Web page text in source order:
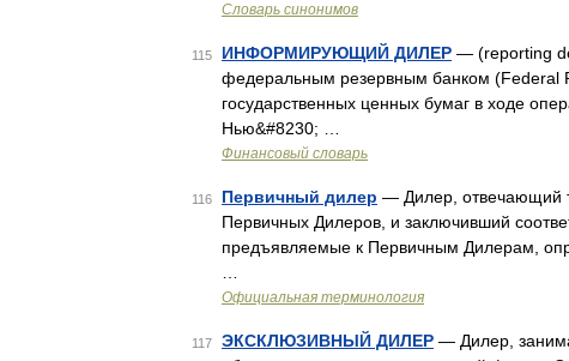
Словарь синонимов
115 ИНФОРМИРУЮЩИЙ ДИЛЕР — (reporting
федеральным резервным банком (Federal
государственных ценных бумаг в ходе
Нью&#8230; …
Финансовый словарь
116 Первичный дилер — Дилер, отвечающий
Первичных Дилеров, и заключивший
предъявляемые к Первичным Дилерам,
Официальная терминология
117 ЭКСКЛЮЗИВНЫЙ ДИЛЕР — Дилер,